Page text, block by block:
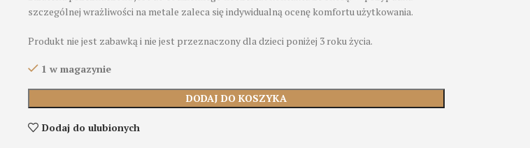
szczególnej wrażliwości na metale zaleca się indywidualną ocenę komfortu użytkowania.
Produkt nie jest zabawką i nie jest przeznaczony dla dzieci poniżej 3 roku życia.
1 w magazynie
DODAJ DO KOSZYKA
Dodaj do ulubionych